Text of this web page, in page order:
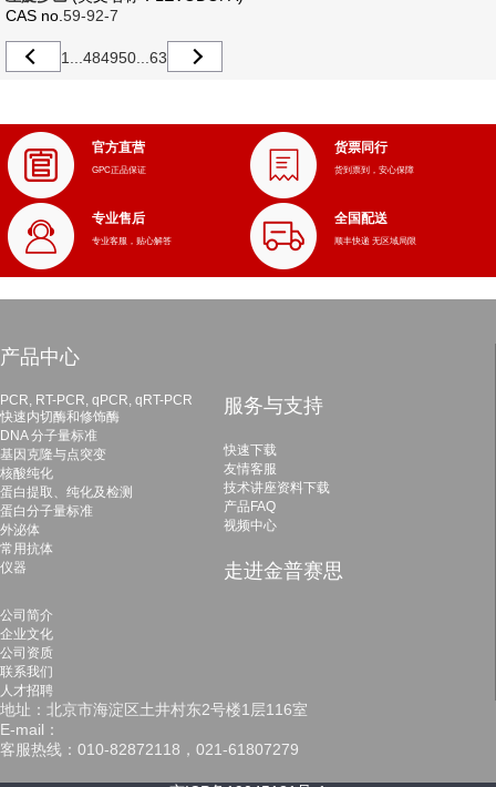
CAS no. 59-92-7
1 484950 63
官方直营
GPC正品保证
货票同行
货到票到，安心保障
专业售后
专业客服，贴心解答
全国配送
顺丰快递 无区域局限
产品中心
PCR, RT-PCR, qPCR, qRT-PCR
快速内切酶和修饰酶
DNA 分子量标准
基因克隆与点突变
核酸纯化
蛋白提取、纯化及检测
蛋白分子量标准
外泌体
常用抗体
仪器
服务与支持
快速下载
友情客服
技术讲座资料下载
产品FAQ
视频中心
走进金普赛思
公司简介
企业文化
公司资质
联系我们
人才招聘
地址：北京市海淀区土井村东2号楼1层116室
E-mail：
客服热线：010-82872118，021-61807279